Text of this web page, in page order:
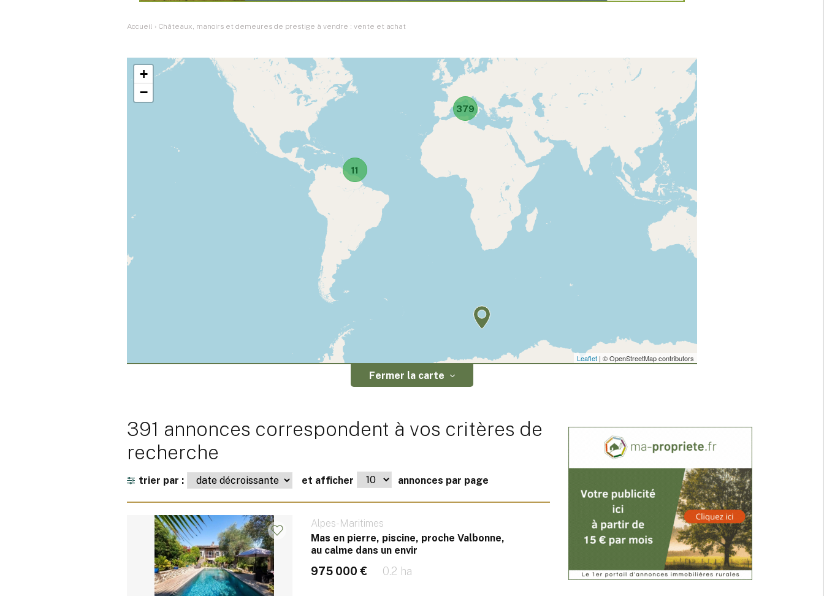
Accueil › Châteaux, manoirs et demeures de prestige à vendre : vente et achat
11
379
+
−
Leaflet | © OpenStreetMap contributors
Fermer la carte
391 annonces correspondent à vos critères de
recherche
trier par : et afficher annonces par page
Alpes-Maritimes
Mas en pierre, piscine, proche Valbonne,
au calme dans un envir
975 000 € 0.2 ha